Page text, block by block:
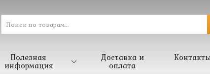
Полезная
информация
Доставка и
оплата